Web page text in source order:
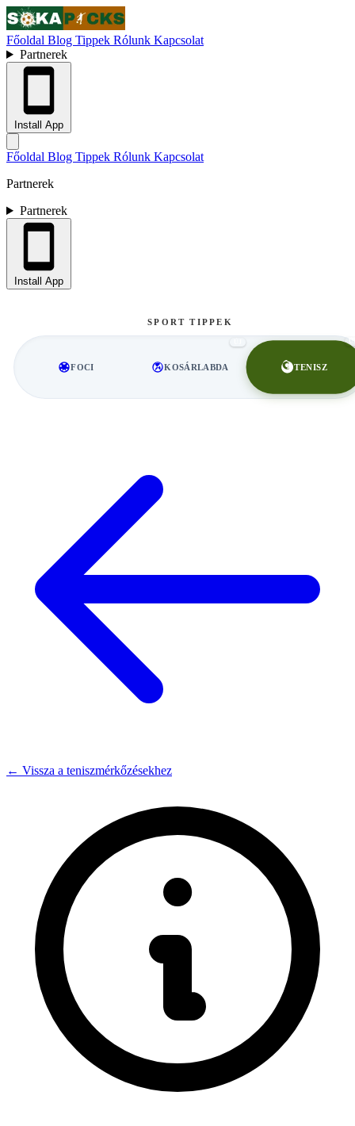
Főoldal Blog Tippek Rólunk Kapcsolat
Partnerek
Install App
Főoldal Blog Tippek Rólunk Kapcsolat
Partnerek
Partnerek
Install App
SPORT TIPPEK
FOCI KOSÁRLABDA TENISZ
← Vissza a teniszmérkőzésekhez